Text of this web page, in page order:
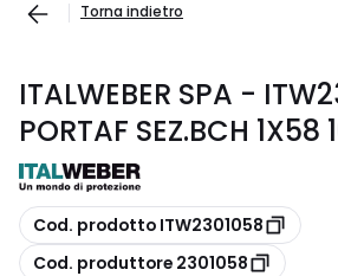
Torna indietro
ITALWEBER SPA -
PORTAF SEZ.BCH
copia
Cod. prodotto ITW2301058
copia
Cod. produttore 2301058